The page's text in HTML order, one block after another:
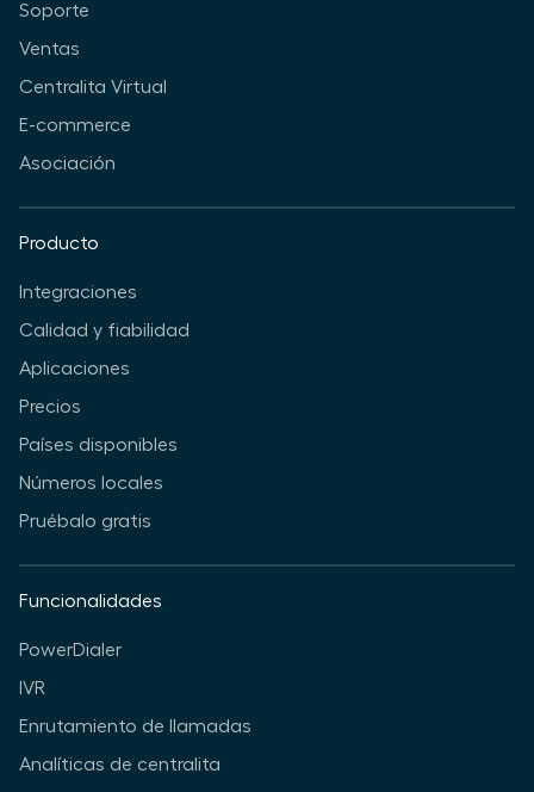
Soporte
Ventas
Centralita Virtual
E-commerce
Asociación
Producto
Integraciones
Calidad y fiabilidad
Aplicaciones
Precios
Países disponibles
Números locales
Pruébalo gratis
Funcionalidades
PowerDialer
IVR
Enrutamiento de llamadas
Analíticas de centralita